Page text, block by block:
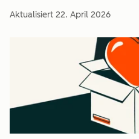
Aktualisiert 22. April 2026